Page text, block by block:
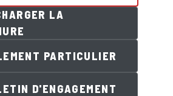
LA
PARTICULIER
D'ENGAGEMENT